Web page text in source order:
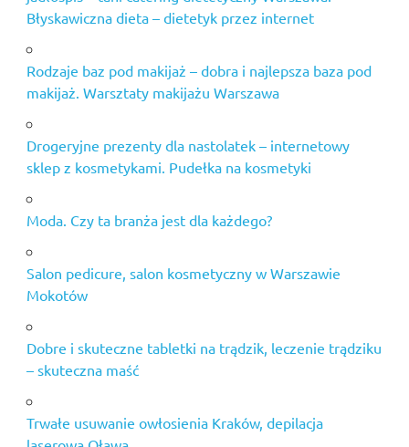
Błyskawiczna dieta – dietetyk przez internet
Rodzaje baz pod makijaż – dobra i najlepsza baza pod
makijaż. Warsztaty makijażu Warszawa
Drogeryjne prezenty dla nastolatek – internetowy
sklep z kosmetykami. Pudełka na kosmetyki
Moda. Czy ta branża jest dla każdego?
Salon pedicure, salon kosmetyczny w Warszawie
Mokotów
Dobre i skuteczne tabletki na trądzik, leczenie trądziku
– skuteczna maść
Trwałe usuwanie owłosienia Kraków, depilacja